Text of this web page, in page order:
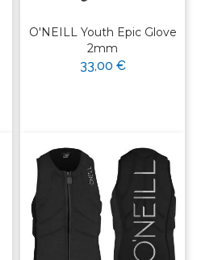
O'NEILL Youth Epic Glove
2mm
33,00 €